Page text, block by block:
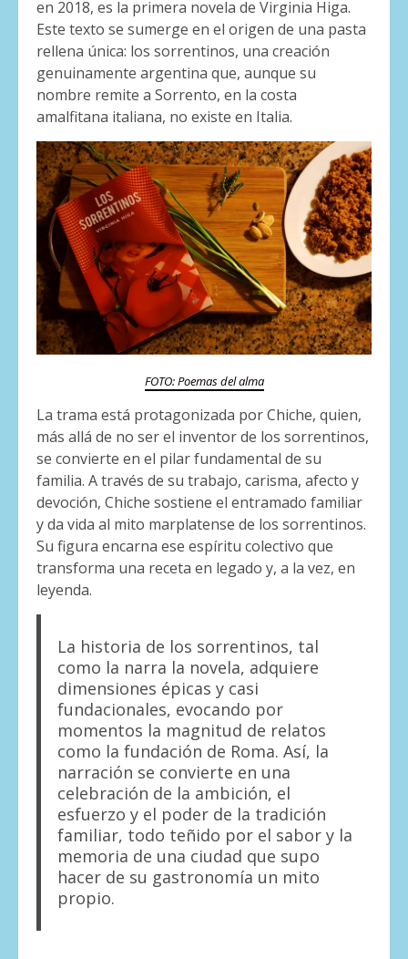
en 2018, es la primera novela de Virginia Higa.
Este texto se sumerge en el origen de una pasta
rellena única: los sorrentinos, una creación
genuinamente argentina que, aunque su
nombre remite a Sorrento, en la costa
amalfitana italiana, no existe en Italia.
FOTO: Poemas del alma
La trama está protagonizada por Chiche, quien,
más allá de no ser el inventor de los sorrentinos,
se convierte en el pilar fundamental de su
familia. A través de su trabajo, carisma, afecto y
devoción, Chiche sostiene el entramado familiar
y da vida al mito marplatense de los sorrentinos.
Su figura encarna ese espíritu colectivo que
transforma una receta en legado y, a la vez, en
leyenda.
La historia de los sorrentinos, tal
como la narra la novela, adquiere
dimensiones épicas y casi
fundacionales, evocando por
momentos la magnitud de relatos
como la fundación de Roma. Así, la
narración se convierte en una
celebración de la ambición, el
esfuerzo y el poder de la tradición
familiar, todo teñido por el sabor y la
memoria de una ciudad que supo
hacer de su gastronomía un mito
propio.